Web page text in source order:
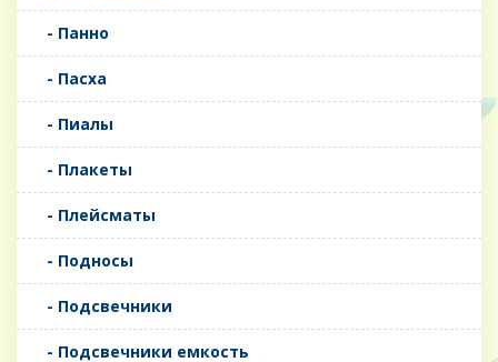
- Панно
- Пасха
- Пиалы
- Плакеты
- Плейсматы
- Подносы
- Подсвечники
- Подсвечники емкость